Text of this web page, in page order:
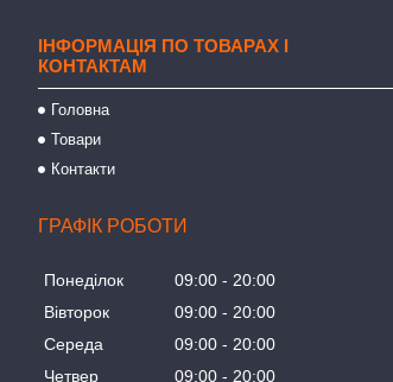
ІНФОРМАЦІЯ ПО ТОВАРАХ І
КОНТАКТАМ
Головна
Товари
Контакти
ГРАФІК РОБОТИ
Понеділок 09:00
20:00
Вівторок
09:00
20:00
Середа
09:00
20:00
Четвер
09:00 20:00